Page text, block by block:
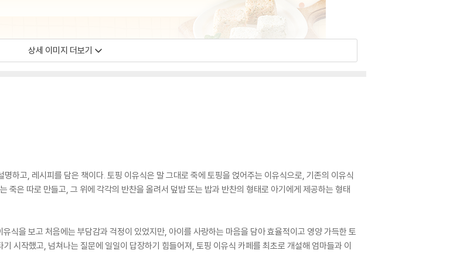
상세 이미지 더보기
하고, 레시피를 담은 책이다. 토핑 이유식은 말 그대로 죽에 토핑을 얹어주는 이유식으로, 기존의 이유식
죽은 따로 만들고, 그 위에 각각의 반찬을 올려서 덮밥 또는 밥과 반찬의 형태로 아기에게 제공하는 형태
식을 보고 처음에는 부담감과 걱정이 있었지만, 아이를 사랑하는 마음을 담아 효율적이고 영양 가득한 토
시작했고, 넘쳐나는 질문에 일일이 답장하기 힘들어져, 토핑 이유식 카페를 최초로 개설해 엄마들과 이